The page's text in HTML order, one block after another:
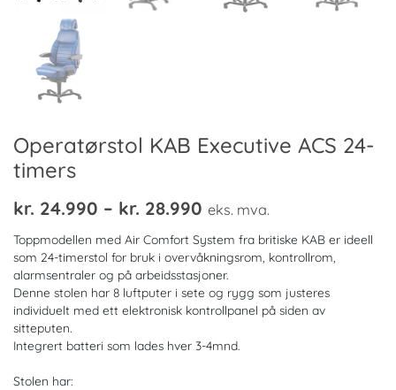
Operatørstol KAB Executive ACS 24-
timers
kr. 24.990 – kr. 28.990 Prisområde:
kr. 24.990
til
kr. 28.990
eks. mva.
Toppmodellen med Air Comfort System fra britiske KAB er ideell
som 24-timerstol for bruk i overvåkningsrom, kontrollrom,
alarmsentraler og på arbeidsstasjoner.
Denne stolen har 8 luftputer i sete og rygg som justeres
individuelt med ett elektronisk kontrollpanel på siden av
sitteputen.
Integrert batteri som lades hver 3-4mnd.
Stolen har: